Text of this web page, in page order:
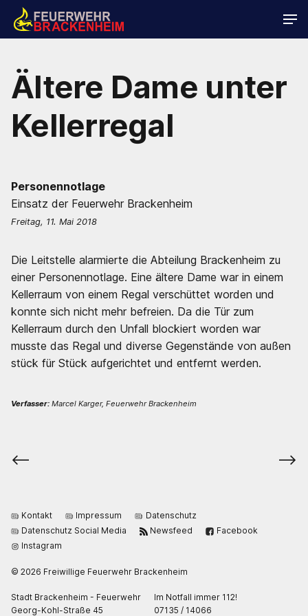
Ältere Dame unter
Kellerregal
Personennotlage
Einsatz der Feuerwehr Brackenheim
Freitag, 11. Mai 2018
Die Leitstelle alarmierte die Abteilung Brackenheim zu
einer Personennotlage. Eine ältere Dame war in einem
Kellerraum von einem Regal verschüttet worden und
konnte sich nicht mehr befreien. Da die Tür zum
Kellerraum durch den Unfall blockiert worden war
musste das Regal und diverse Gegenstände von außen
stück für Stück aufgerichtet und entfernt werden.
Verfasser: Marcel Karger, Feuerwehr Brackenheim
⟵ ⟶
Kontakt Impressum
Datenschutz
Datenschutz Social Media
Newsfeed
Facebook
Instagram
© 2026 Freiwillige Feuerwehr Brackenheim
Stadt Brackenheim - Feuerwehr
Georg-Kohl-Straße 45
Im Notfall immer 112!
07135 / 14066